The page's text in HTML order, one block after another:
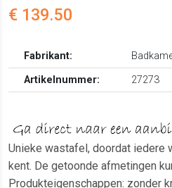
€ 139.50
Fabrikant:
Artikelnummer:
27273
Unieke wastafel, doordat iedere
kent. De getoonde afmetingen
Produkteigenschappen: zonder